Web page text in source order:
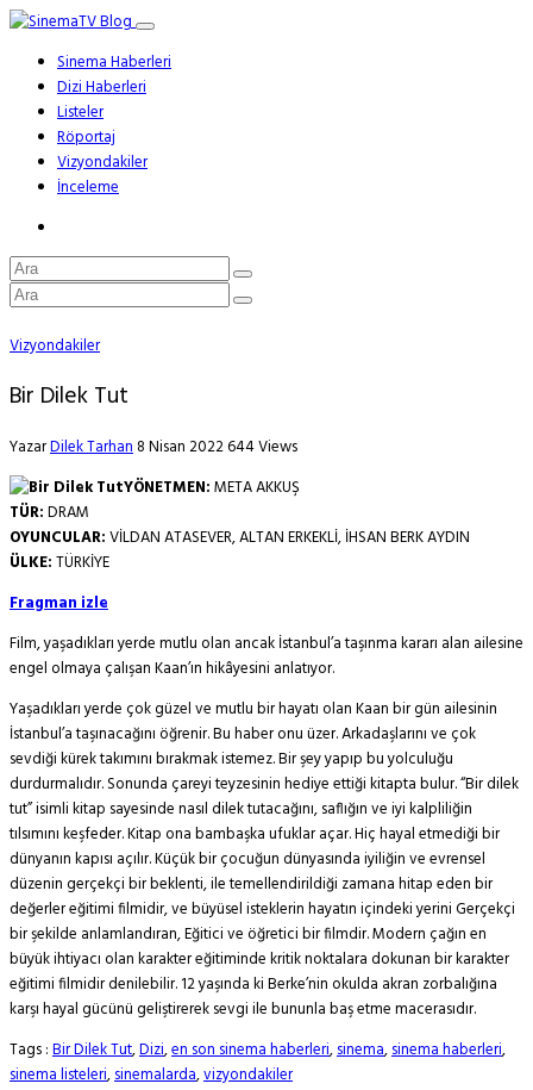
Sinema Haberleri
Dizi Haberleri
Listeler
Röportaj
Vizyondakiler
İnceleme
Vizyondakiler
Bir Dilek Tut
YazarDilek Tarhan8 Nisan 2022644 Views
YÖNETMEN:META AKKUŞ
TÜR:DRAM
OYUNCULAR:VİLDAN ATASEVER, ALTAN ERKEKLİ, İHSAN BERK AYDIN
ÜLKE:TÜRKİYE
Fragman izle
Film, yaşadıkları yerde mutlu olan ancak İstanbul’a taşınma kararı alan ailesine
engel olmaya çalışan Kaan’ın hikâyesini anlatıyor.
Yaşadıkları yerde çok güzel ve mutlu bir hayatı olan Kaan bir gün ailesinin
İstanbul’a taşınacağını öğrenir. Bu haber onu üzer. Arkadaşlarını ve çok
sevdiği kürek takımını bırakmak istemez. Bir şey yapıp bu yolculuğu
durdurmalıdır. Sonunda çareyi teyzesinin hediye ettiği kitapta bulur. “Bir dilek
tut” isimli kitap sayesinde nasıl dilek tutacağını, saflığın ve iyi kalpliliğin
tılsımını keşfeder. Kitap ona bambaşka ufuklar açar. Hiç hayal etmediği bir
dünyanın kapısı açılır. Küçük bir çocuğun dünyasında iyiliğin ve evrensel
düzenin gerçekçi bir beklenti, ile temellendirildiği zamana hitap eden bir
değerler eğitimi filmidir, ve büyüsel isteklerin hayatın içindeki yerini Gerçekçi
bir şekilde anlamlandıran, Eğitici ve öğretici bir filmdir. Modern çağın en
büyük ihtiyacı olan karakter eğitiminde kritik noktalara dokunan bir karakter
eğitimi filmidir denilebilir. 12 yaşında ki Berke’nin okulda akran zorbalığına
karşı hayal gücünü geliştirerek sevgi ile bununla baş etme macerasıdır.
Tags :Bir Dilek Tut,Dizi,en son sinema haberleri,sinema,sinema haberleri,
sinema listeleri,sinemalarda,vizyondakiler